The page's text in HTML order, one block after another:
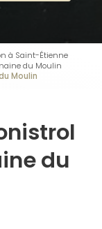
à Saint-Étienne
du Moulin
Moulin
du